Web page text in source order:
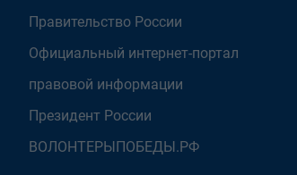
Правительство России
Официальный интернет-портал
правовой информации
Президент России
ВОЛОНТЕРЫПОБЕДЫ.РФ